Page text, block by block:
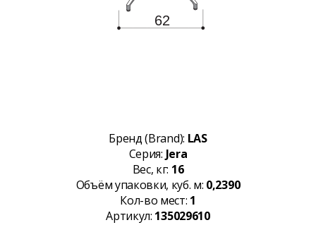
Бренд (Brand): LAS
Серия: Jera
Вес, кг: 16
Объём упаковки, куб. м: 0,2390
Кол-во мест: 1
Артикул: 135029610